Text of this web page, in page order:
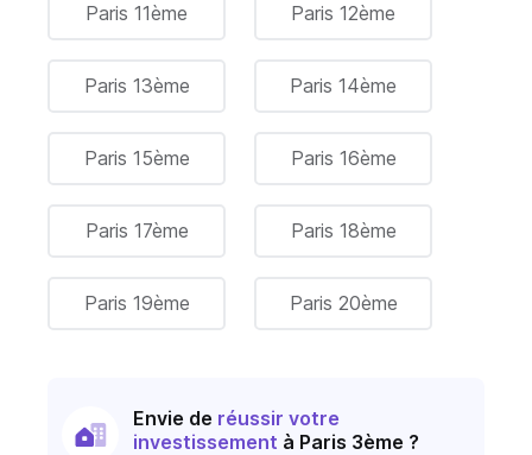
Paris 11ème Paris 12ème
Paris 13ème Paris 14ème
Paris 15ème Paris 16ème
Paris 17ème Paris 18ème
Paris 19ème Paris 20ème
Envie de réussir votre
investissement à Paris 3ème ?